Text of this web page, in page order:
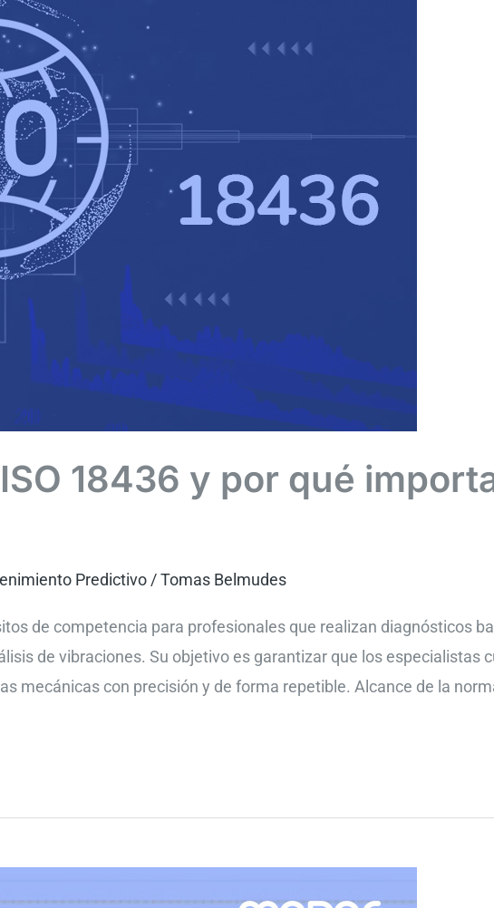
18436 y por qué
Predictivo /Tomas Belmudes
de competencia para profesionales que realizan diagnósticos
de vibraciones. Su objetivo es garantizar que los especialistas
mecánicas con precisión y de forma repetible. Alcance de la